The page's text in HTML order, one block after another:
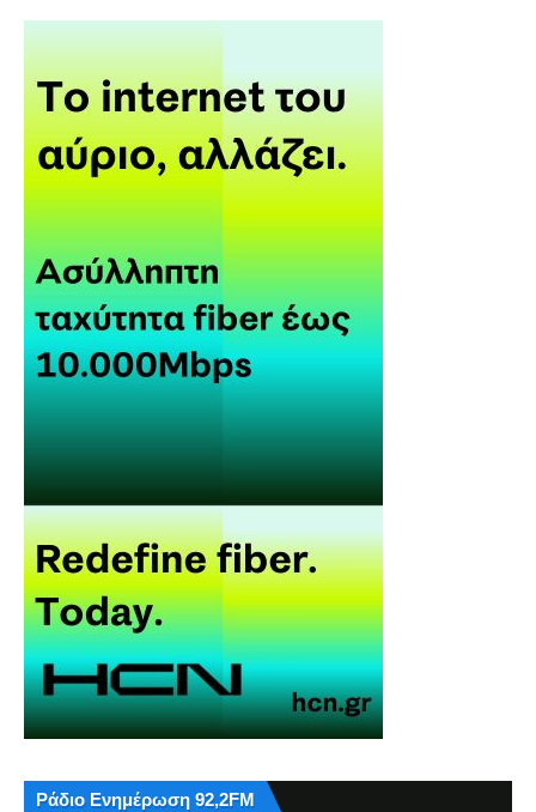
Ράδιο Ενημέρωση 92,2FM